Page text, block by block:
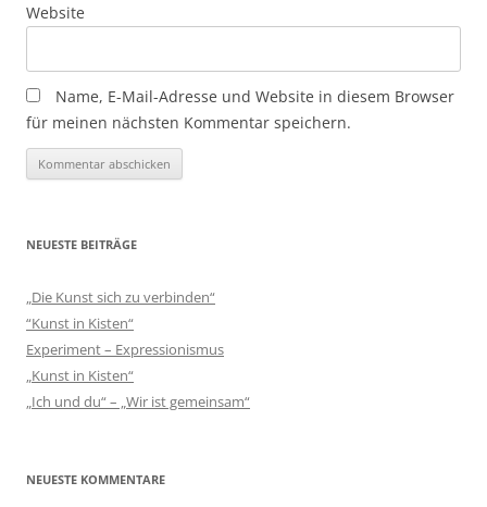
Website
Name, E-Mail-Adresse und Website in diesem Browser
für meinen nächsten Kommentar speichern.
NEUESTE BEITRÄGE
„Die Kunst sich zu verbinden“
“Kunst in Kisten“
Experiment – Expressionismus
„Kunst in Kisten“
„Ich und du“ – „Wir ist gemeinsam“
NEUESTE KOMMENTARE